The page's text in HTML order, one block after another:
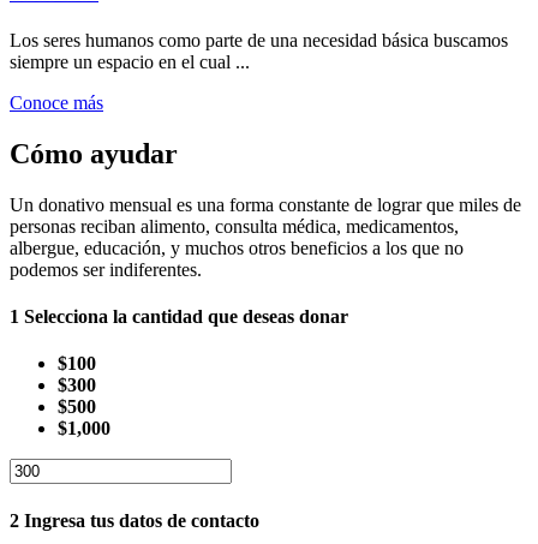
Los seres humanos como parte de una necesidad básica buscamos
siempre un espacio en el cual ...
Conoce más
Cómo ayudar
Un donativo mensual es una forma constante de lograr que miles de
personas reciban alimento, consulta médica, medicamentos,
albergue, educación, y muchos otros beneficios a los que no
podemos ser indiferentes.
1 Selecciona la cantidad que deseas donar
$100
$300
$500
$1,000
2 Ingresa tus datos de contacto